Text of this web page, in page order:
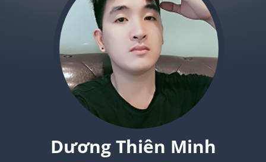
Dương Thiên Minh